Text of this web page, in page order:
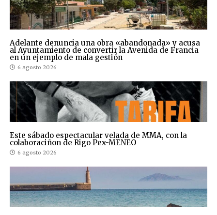
Adelante denuncia una obra «abandonada» y acusa
al Ayuntamiento de convertir la Avenida de Francia
en un ejemplo de mala gestión
6 agosto 2026
Este sábado espectacular velada de MMA, con la
colaboraciñon de Rigo Pex-MENEO
6 agosto 2026